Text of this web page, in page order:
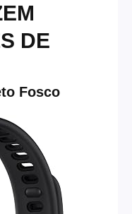
DE
Fosco